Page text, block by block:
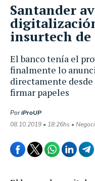
El banco tenía el
finalmente lo
directamente
firmar papeles
PoriProUP
08.10.2019 • 18:26hs •
Santander
insurtech de